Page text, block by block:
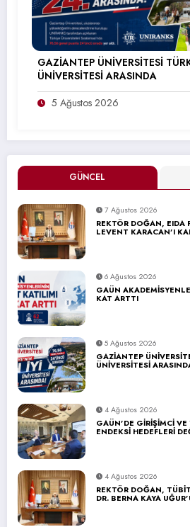
GÜNCEL
7 Ağustos 2026
REKTÖR DOĞAN, EIDA
LEVENT KARACAN’I
6 Ağustos 2026
GAÜN
KAT ARTTI
5 Ağustos 2026
GAZİANTEP
ÜNİVERSİTESİ
4 Ağustos 2026
GAÜN’DE GİRİŞİMCİ
ENDEKSİ HEDEFLERİ
4 Ağustos 2026
REKTÖR DOĞAN,
DR. BERNA KAYA
GAZİANTEP ÜNİVERSİTESİ
ÜNİVERSİTESİ ARASINDA
5 Ağustos 2026